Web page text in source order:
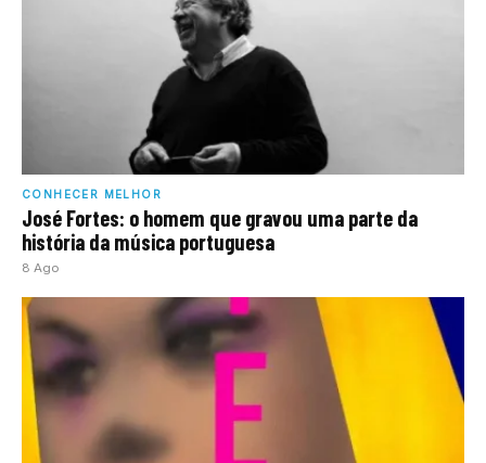
CONHECER MELHOR
José Fortes: o homem que gravou uma parte da
história da música portuguesa
8 Ago